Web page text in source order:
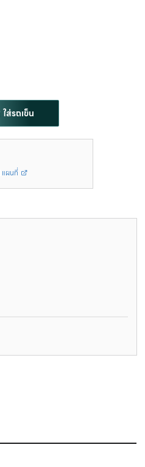
ใส่รถเข็น
แผนที่